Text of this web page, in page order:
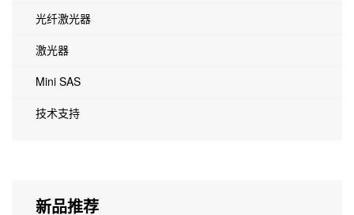
光纤激光器
激光器
Mini SAS
技术支持
新品推荐